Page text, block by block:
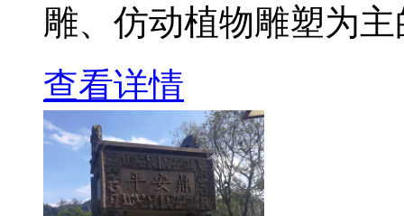
雕、仿动植物雕塑为
查看详情